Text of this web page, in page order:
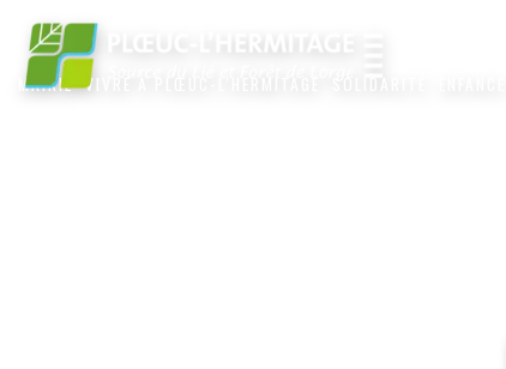
MAIRIE VIVRE À PLŒUC-L'HERMITAGE